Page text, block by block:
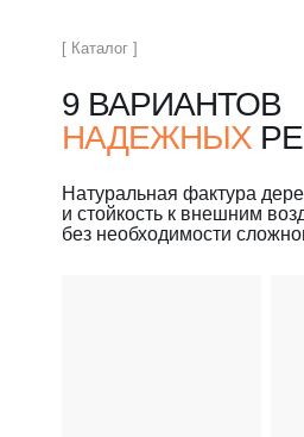
Натуральная фактура
и стойкость к внешним
без необходимости
9 ВАРИАНТОВ
НАДЕЖНЫХ
[ Каталог ]